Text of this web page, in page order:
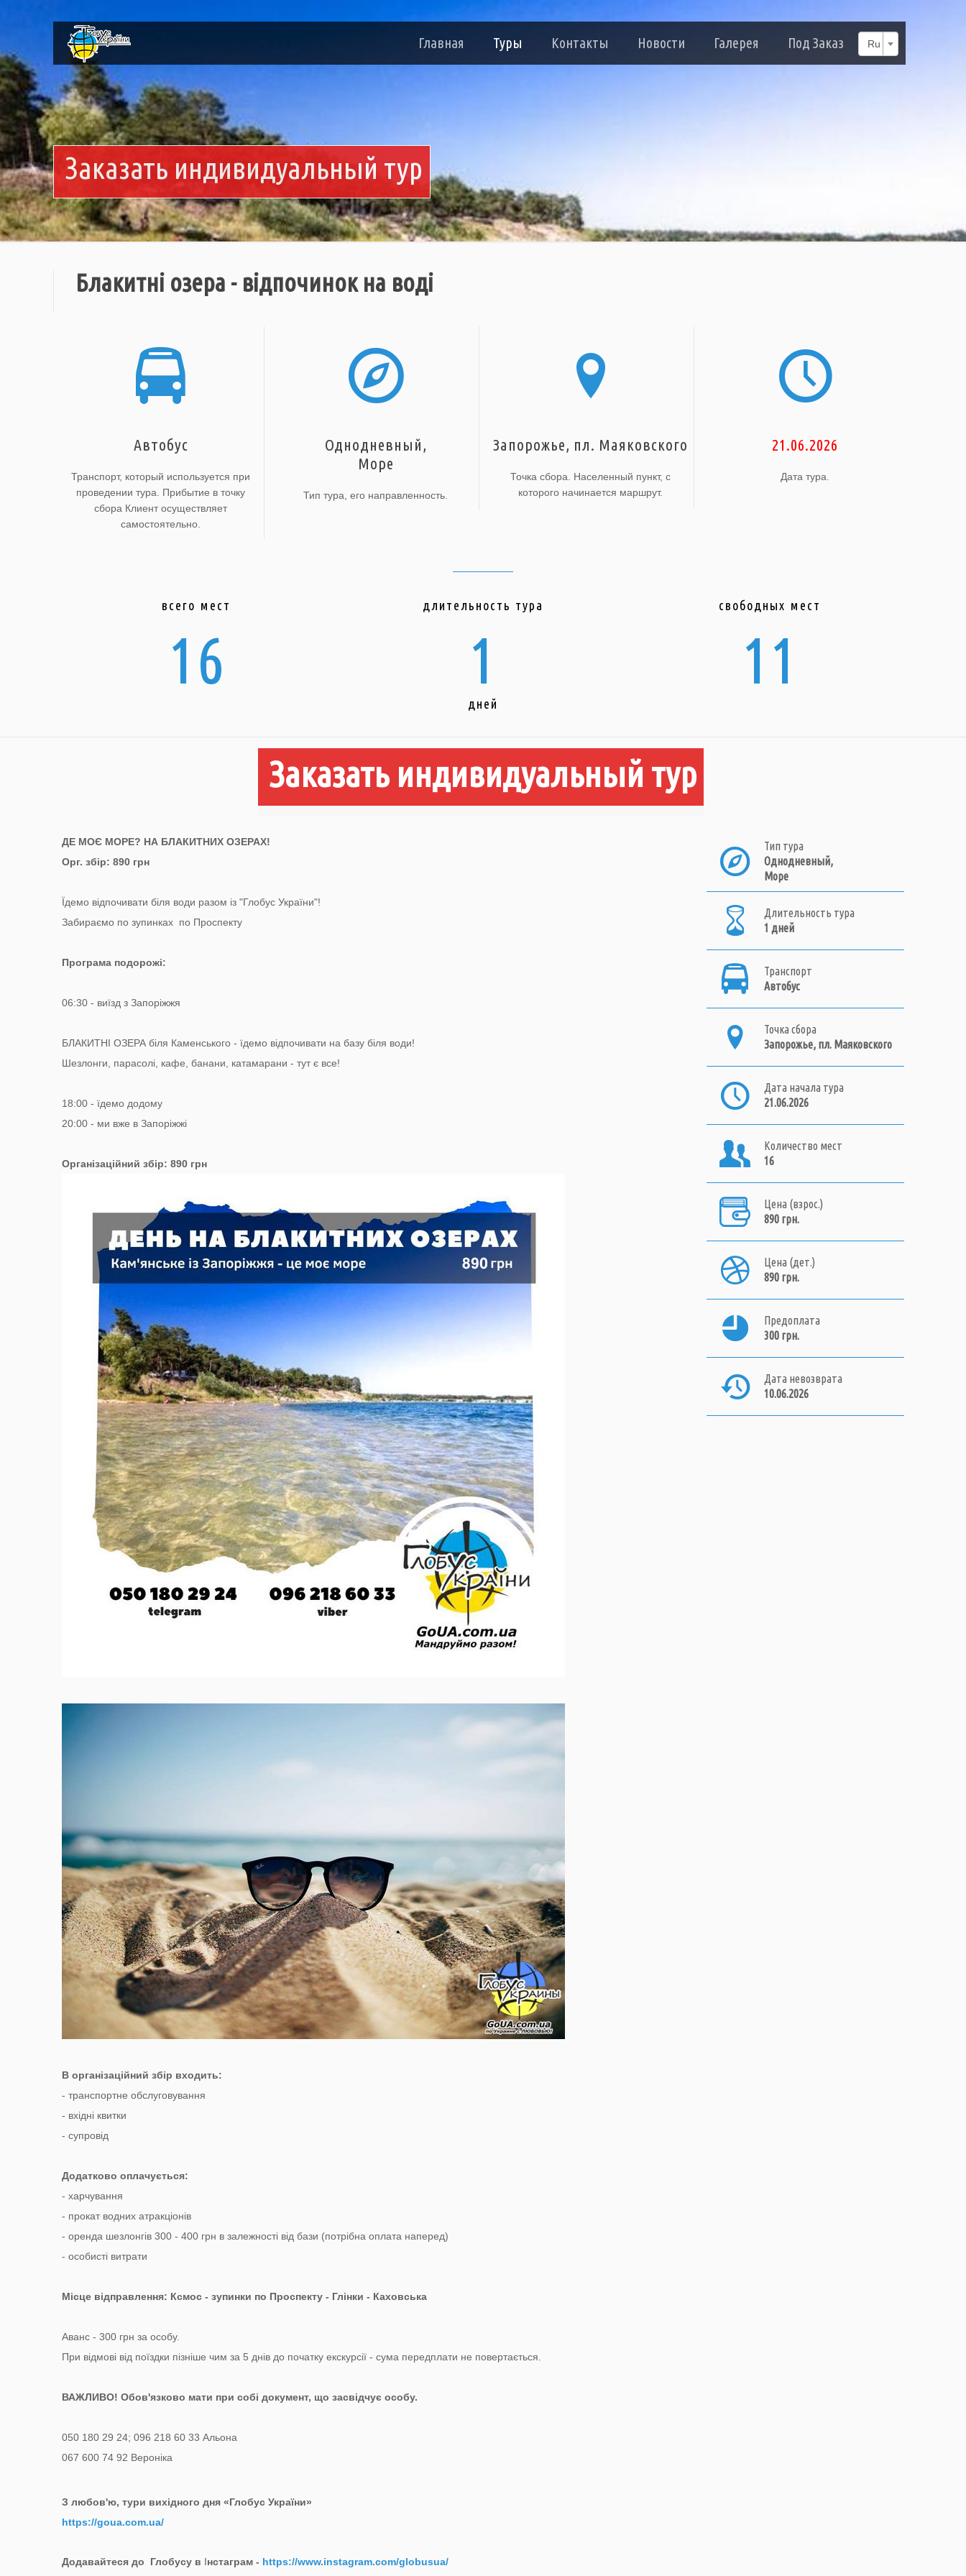
Главная Туры Контакты Новости Галерея Под Заказ Ru
Заказать индивидуальный тур
Блакитні озера - відпочинок на воді
Автобус
Транспорт, который используется при
проведении тура. Прибытие в точку
сбора Клиент осуществляет
самостоятельно.
Однодневный,
Море
Тип тура, его направленность.
Запорожье, пл. Маяковского
Точка сбора. Населенный пункт, с
которого начинается маршрут.
21.06.2026
Дата тура.
всего мест
16
длительность тура
1
дней
свободных мест
11
Заказать индивидуальный тур
ДЕ МОЄ МОРЕ? НА БЛАКИТНИХ ОЗЕРАХ!
Орг. збір: 890 грн
Їдемо відпочивати біля води разом із "Глобус України"!
Забираємо по зупинках по Проспекту
Програма подорожі:
06:30 - виїзд з Запоріжжя
БЛАКИТНІ ОЗЕРА біля Каменського - їдемо відпочивати на базу біля води!
Шезлонги, парасолі, кафе, банани, катамарани - тут є все!
18:00 - їдемо додому
20:00 - ми вже в Запоріжжі
Організаційний збір: 890 грн
В організаційний збір входить:
- транспортне обслуговування
- вхідні квитки
- супровід
Додатково оплачується:
- харчування
- прокат водних атракціонів
- оренда шезлонгів 300 - 400 грн в залежності від бази (потрібна оплата наперед)
- особисті витрати
Місце відправлення: Ксмос - зупинки по Проспекту - Глінки - Каховська
Аванс - 300 грн за особу.
При відмові від поїздки пізніше чим за 5 днів до початку екскурсії - сума передплати не повертається.
ВАЖЛИВО! Обов'язково мати при собі документ, що засвідчує особу.
050 180 29 24; 096 218 60 33 Альона
067 600 74 92 Вероніка
З любов'ю, тури вихідного дня «Глобус України»
https://goua.com.ua/
Додавайтеся до Глобусу в Інстаграм - https://www.instagram.com/globusua/
Тип тура
Однодневный,
Море
Длительность тура
1 дней
Транспорт
Автобус
Точка сбора
Запорожье, пл. Маяковского
Дата начала тура
21.06.2026
Количество мест
16
Цена (взрос.)
890 грн.
Цена (дет.)
890 грн.
Предоплата
300 грн.
Дата невозврата
10.06.2026